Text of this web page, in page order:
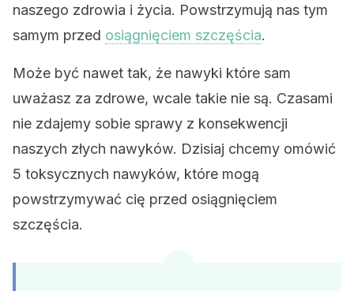
naszego zdrowia i życia. Powstrzymują nas tym
samym przed osiągnięciem szczęścia.
Może być nawet tak, że nawyki które sam
uważasz za zdrowe, wcale takie nie są. Czasami
nie zdajemy sobie sprawy z konsekwencji
naszych złych nawyków. Dzisiaj chcemy omówić
5 toksycznych nawyków, które mogą
powstrzymywać cię przed osiągnięciem
szczęścia.